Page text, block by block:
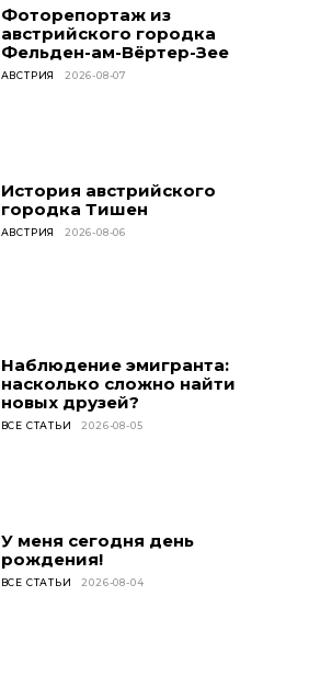
Фоторепортаж из
австрийского городка
Фельден-ам-Вёртер-Зее
АВСТРИЯ 2026-08-07
История австрийского
городка Тишен
АВСТРИЯ 2026-08-06
Наблюдение эмигранта:
насколько сложно найти
новых друзей?
ВСЕ СТАТЬИ 2026-08-05
У меня сегодня день
рождения!
ВСЕ СТАТЬИ 2026-08-04